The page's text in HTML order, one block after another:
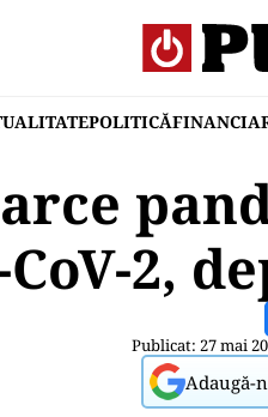
POLITICĂ
CoV-2,
Publicat: 27 mai
Adaugă-